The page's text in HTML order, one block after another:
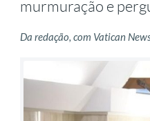
murmuração e
Da redação, com Vatican